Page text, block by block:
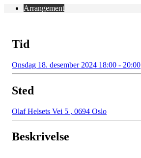
Arrangement
Tid
Onsdag 18. desember 2024 18:00 - 20:00
Sted
Olaf Helsets Vei 5 , 0694 Oslo
Beskrivelse